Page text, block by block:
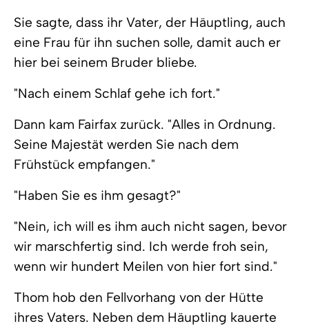
Sie sagte, dass ihr Vater, der Häuptling, auch
eine Frau für ihn suchen solle, damit auch er
hier bei seinem Bruder bliebe.
"Nach einem Schlaf gehe ich fort."
Dann kam Fairfax zurück. "Alles in Ordnung.
Seine Majestät werden Sie nach dem
Frühstück empfangen."
"Haben Sie es ihm gesagt?"
"Nein, ich will es ihm auch nicht sagen, bevor
wir marschfertig sind. Ich werde froh sein,
wenn wir hundert Meilen von hier fort sind."
Thom hob den Fellvorhang von der Hütte
ihres Vaters. Neben dem Häuptling kauerte